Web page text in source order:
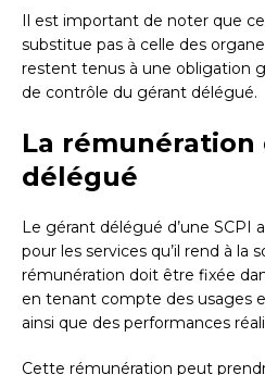
Il est important de noter que
substitue pas à celle des
restent tenus à une obligation
de contrôle du gérant délégué.
La
délégué
Le gérant délégué d’une SCPI
pour les services qu’il rend à la
rémunération doit être fixée
en tenant compte des usages
ainsi que des performances
Cette rémunération peut